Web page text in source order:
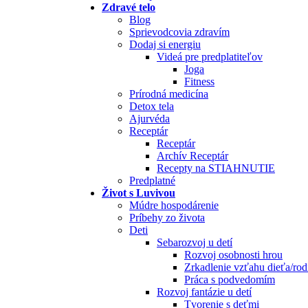
Zdravé telo
Blog
Sprievodcovia zdravím
Dodaj si energiu
Videá pre predplatiteľov
Joga
Fitness
Prírodná medicína
Detox tela
Ajurvéda
Receptár
Receptár
Archív Receptár
Recepty na STIAHNUTIE
Predplatné
Život s Luvivou
Múdre hospodárenie
Príbehy zo života
Deti
Sebarozvoj u detí
Rozvoj osobnosti hrou
Zrkadlenie vzťahu dieťa/
Práca s podvedomím
Rozvoj fantázie u detí
Tvorenie s deťmi